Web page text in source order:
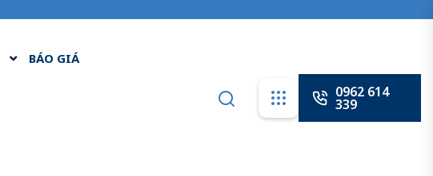
BÁO GIÁ
0932 614
339